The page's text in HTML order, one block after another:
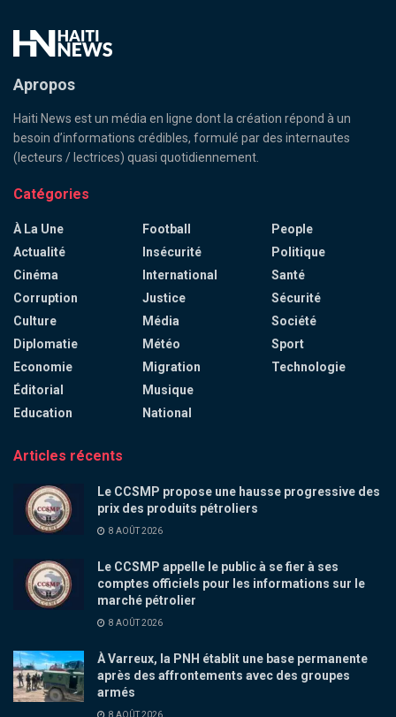
Apropos
Haiti News est un média en ligne dont la création répond à un
besoin d’informations crédibles, formulé par des internautes
(lecteurs / lectrices) quasi quotidiennement.
Catégories
À La Une
Actualité
Cinéma
Corruption
Culture
Diplomatie
Economie
Éditorial
Education
Football
Insécurité
International
Justice
Média
Météo
Migration
Musique
National
People
Politique
Santé
Sécurité
Société
Sport
Technologie
Articles récents
Le CCSMP propose une hausse progressive des
prix des produits pétroliers
8 AOÛT 2026
Le CCSMP appelle le public à se fier à ses
comptes officiels pour les informations sur le
marché pétrolier
8 AOÛT 2026
À Varreux, la PNH établit une base permanente
après des affrontements avec des groupes
armés